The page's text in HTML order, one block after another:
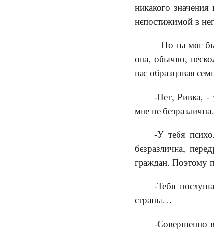
никакого
непостижимой в
– Но ты мог
она, обычно,
нас образцовая
-Нет, Ривка, -
мне не
-У тебя
безразлична,
граждан. Поэтому
-Тебя
страны…
-Совершенно